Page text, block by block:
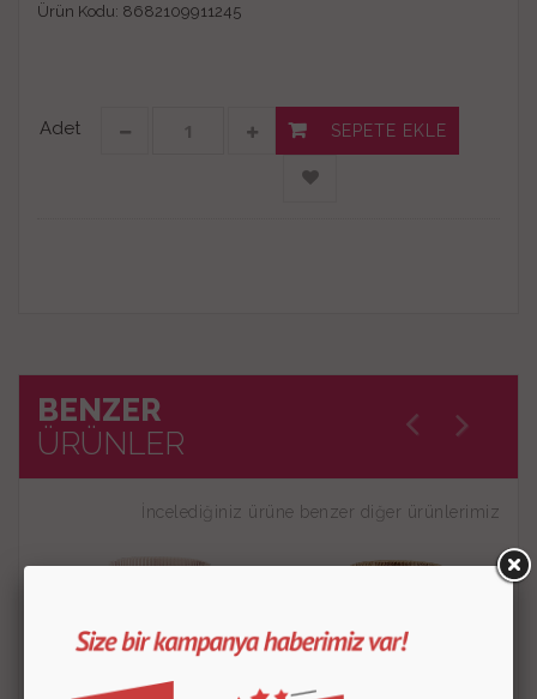
Ürün Kodu: 8682109911245
Adet SEPETE EKLE
BENZER
ÜRÜNLER
İncelediğiniz ürüne benzer diğer ürünlerimiz